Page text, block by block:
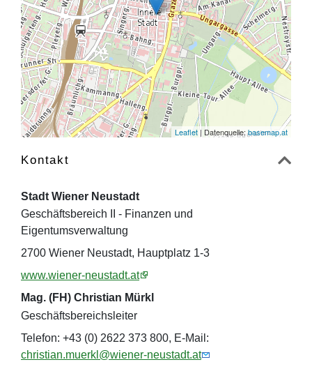
Leaflet | Datenquelle:basemap.at
Kontakt
Stadt Wiener Neustadt
Geschäftsbereich II - Finanzen und
Eigentumsverwaltung
2700 Wiener Neustadt, Hauptplatz 1-3
www.wiener-neustadt.at
Mag. (FH) Christian Mürkl
Geschäftsbereichsleiter
Telefon: +43 (0) 2622 373 800, E-Mail:
christian.muerkl@wiener-neustadt.at